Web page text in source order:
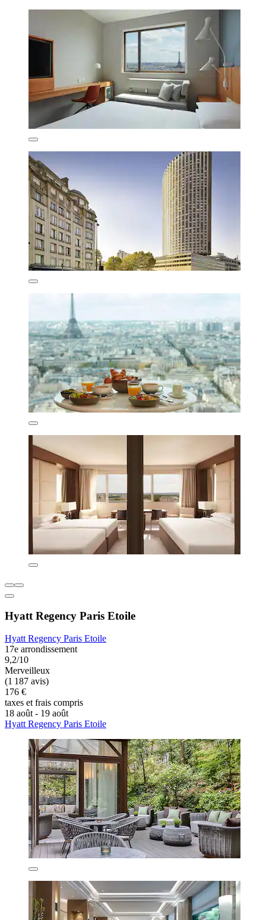
Hyatt Regency Paris Etoile
Hyatt Regency Paris Etoile
17e arrondissement
9,2/10
Merveilleux
(1 187 avis)
176 €
taxes et frais compris
18 août - 19 août
Hyatt Regency Paris Etoile